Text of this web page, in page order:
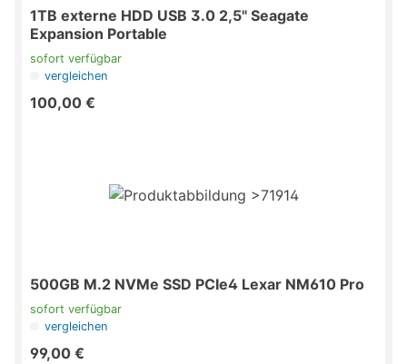
1TB externe HDD USB 3.0 2,5" Seagate
Expansion Portable
sofort verfügbar
vergleichen
100,00 €
500GB M.2 NVMe SSD PCIe4 Lexar NM610 Pro
sofort verfügbar
vergleichen
99,00 €